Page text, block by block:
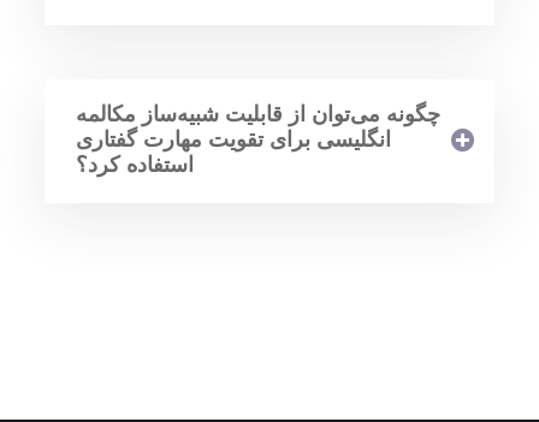
چگونه می‌توان از قابلیت شبیه‌ساز مکالمه
انگلیسی برای تقویت مهارت گفتاری
استفاده کرد؟